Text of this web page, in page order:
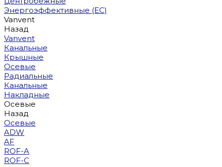
Энергоэффективные (EC)
Vanvent
Назад
Vanvent
Канальные
Крышные
Осевые
Радиальные
Канальные
Накладные
Осевые
Назад
Осевые
ADW
AF
ROF-A
ROF-C